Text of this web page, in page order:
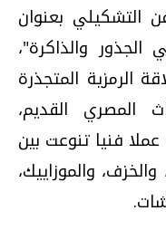
التشكيلي بعنوان
والذاكرة"،
الرمزية المتجذرة
المصري القديم،
بمشاركة 45 فنانا قدموا نحو 60 عملا فنيا تنوعت بين
والموزاييك،